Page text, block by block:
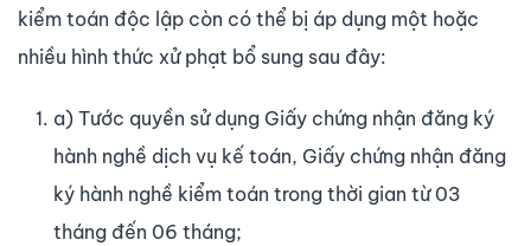
kiểm toán độc lập còn có thể bị áp dụng một hoặc
nhiều hình thức xử phạt bổ sung sau đây:
a) Tước quyền sử dụng Giấy chứng nhận đăng ký
hành nghề dịch vụ kế toán, Giấy chứng nhận đăng
ký hành nghề kiểm toán trong thời gian từ 03
tháng đến 06 tháng;